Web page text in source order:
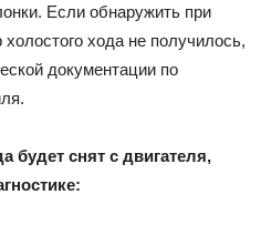
Если обнаружить при
хода не получилось,
документации по
будет снят с двигателя,